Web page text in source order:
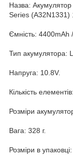
Назва:
Series (A32N1331)
Ємність: 4400mAh
Тип акумулятора:
Напруга: 10.8V.
Кількість
Розміри
Вага: 328 г.
Розміри в